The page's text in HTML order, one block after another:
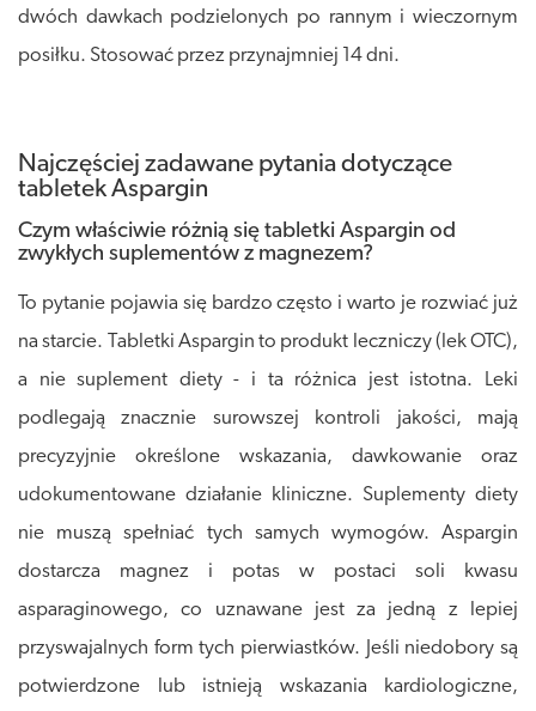
dwóch dawkach podzielonych po rannym i wieczornym
posiłku. Stosować przez przynajmniej 14 dni.
Najczęściej zadawane pytania dotyczące
tabletek Aspargin
Czym właściwie różnią się tabletki Aspargin od
zwykłych suplementów z magnezem?
To pytanie pojawia się bardzo często i warto je rozwiać już
na starcie. Tabletki Aspargin to produkt leczniczy (lek OTC),
a nie suplement diety - i ta różnica jest istotna. Leki
podlegają znacznie surowszej kontroli jakości, mają
precyzyjnie określone wskazania, dawkowanie oraz
udokumentowane działanie kliniczne. Suplementy diety
nie muszą spełniać tych samych wymogów. Aspargin
dostarcza magnez i potas w postaci soli kwasu
asparaginowego, co uznawane jest za jedną z lepiej
przyswajalnych form tych pierwiastków. Jeśli niedobory są
potwierdzone lub istnieją wskazania kardiologiczne,